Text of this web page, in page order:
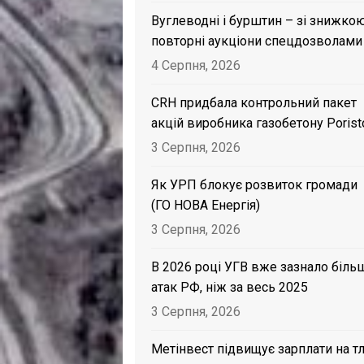
Вуглеводні і бурштин – зі
повторні аукціони спецдозволами
4 Серпня, 2026
CRH придбала контрольний пакет
акцій виробника газобетону
3 Серпня, 2026
Як УРП блокує розвиток громади
(ГО НОВА Енергія)
3 Серпня, 2026
В 2026 році УГВ вже зазнало
атак РФ, ніж за весь 2025
3 Серпня, 2026
Метінвест підвищує зарплати на